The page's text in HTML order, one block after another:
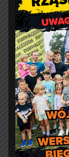
w
Kontakt
Urząd
ul. 1 Maja 37
98 – 332